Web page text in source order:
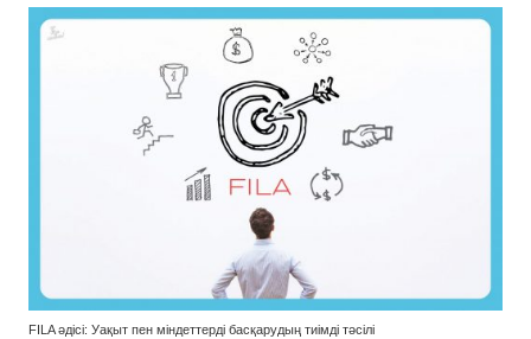
FILA әдісі: Уақыт пен міндеттерді басқарудың тиімді тәсілі